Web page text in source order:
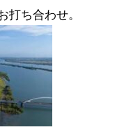
打ち合わせ。